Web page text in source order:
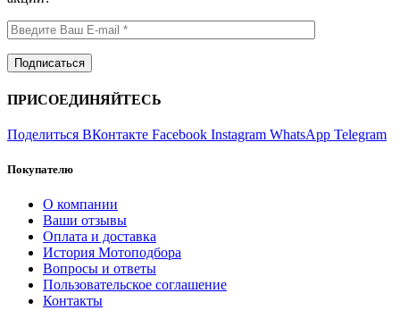
ПРИСОЕДИНЯЙТЕСЬ
Поделиться ВКонтакте Facebook Instagram WhatsApp Telegram
Покупателю
О компании
Ваши отзывы
Оплата и доставка
История Мотоподбора
Вопросы и ответы
Пользовательское соглашение
Контакты